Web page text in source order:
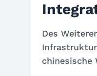
Des
chinesische